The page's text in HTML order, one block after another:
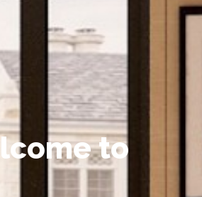
lcome to